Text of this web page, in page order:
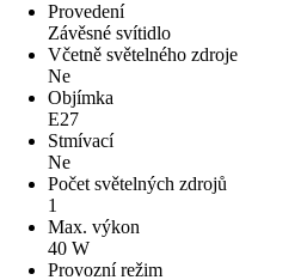
Provedení
Závěsné svítidlo
Včetně světelného zdroje
Ne
Objímka
E27
Stmívací
Ne
Počet světelných zdrojů
1
Max. výkon
40 W
Provozní režim